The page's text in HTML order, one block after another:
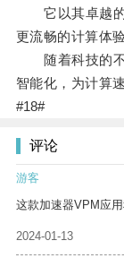
它以其卓越的
更流畅的计算体
随着科技的不
智能化，为计算
#18#
评论
游客
这款加速器VPM应
2024-01-13